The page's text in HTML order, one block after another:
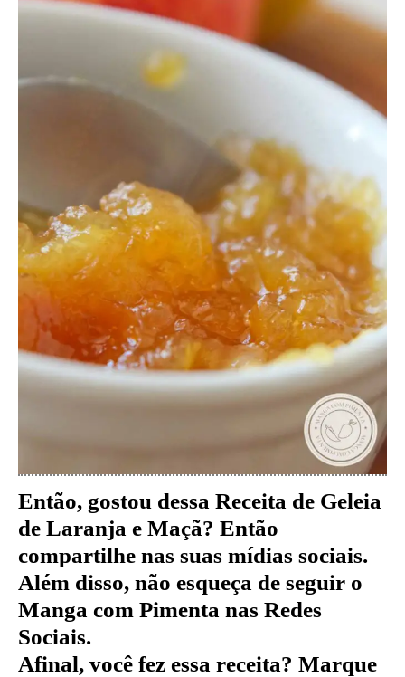
Então, gostou dessa Receita de Geleia
de Laranja e Maçã? Então
compartilhe nas suas mídias sociais.
Além disso, não esqueça de seguir o
Manga com Pimenta nas Redes
Sociais.
Afinal, você fez essa receita? Marque